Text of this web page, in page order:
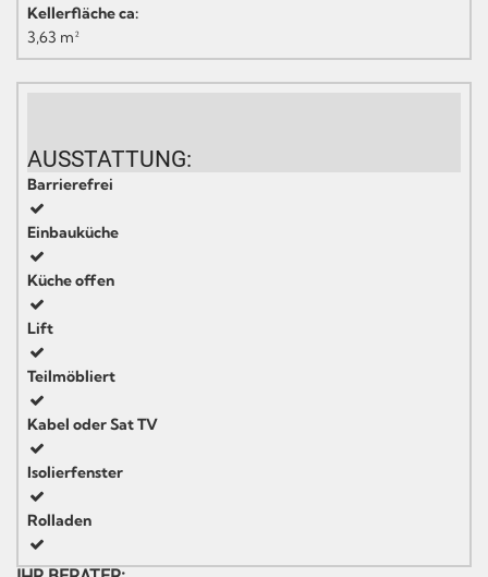
Kellerfläche ca:
3,63 m²
AUSSTATTUNG:
Barrierefrei
Einbauküche
Küche offen
Lift
Teilmöbliert
Kabel oder Sat TV
Isolierfenster
Rolladen